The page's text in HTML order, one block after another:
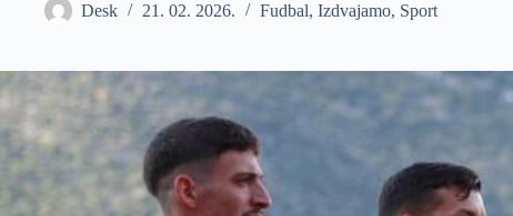
Desk 21. 02. 2026. Fudbal, Izdvajamo, Sport